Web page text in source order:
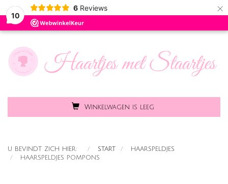
10
6 Reviews ×
Winkelwagen is leeg
Toggle
U BEVINDT ZICH HIER: START
HAARSPELDJES
HAARSPELDJES POMPONS